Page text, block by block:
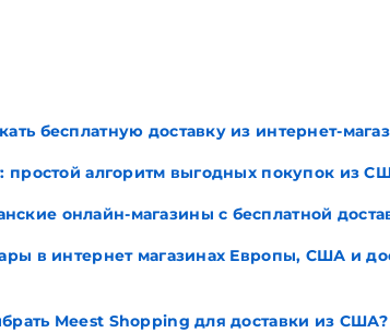
бесплатную доставку из интернет-
простой алгоритм выгодных покупок из
онлайн-магазины с бесплатной
в интернет магазинах Европы, США и
Meest Shopping для доставки из США?